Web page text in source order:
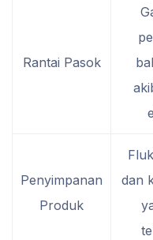
Rantai Pasok
Penyimpanan
Produk
dan